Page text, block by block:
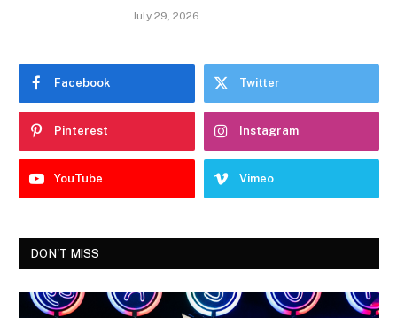
July 29, 2026
Facebook Twitter
Pinterest Instagram
YouTube Vimeo
DON'T MISS